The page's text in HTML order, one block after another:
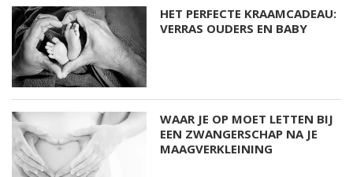
HET PERFECTE KRAAMCADEAU:
VERRAS OUDERS EN BABY
WAAR JE OP MOET LETTEN BIJ
EEN ZWANGERSCHAP NA JE
MAAGVERKLEINING